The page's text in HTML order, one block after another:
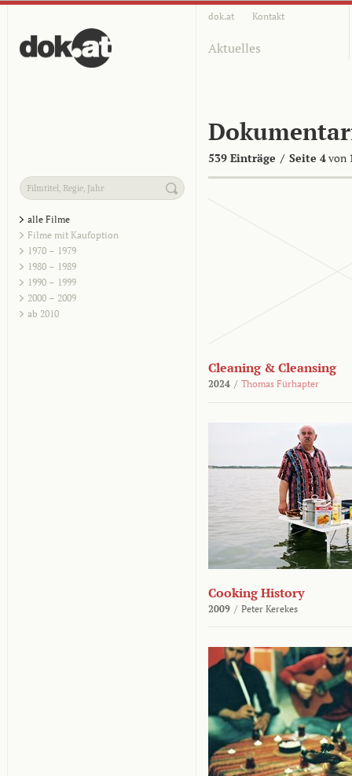
dok.at Kontakt
Aktuelles
539 Einträge / Seite 4von
alle Filme
Filme mit Kaufoption
1970 – 1979
1980 – 1989
1990 – 1999
2000 – 2009
ab 2010
Cleaning & Cleansing
2024 / Thomas Fürhapter
Cooking History
2009 / Peter Kerekes